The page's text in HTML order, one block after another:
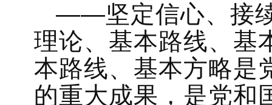
——坚定信心、接
理论、基本路线、基
本路线、基本方略是
的重大成果，是党和